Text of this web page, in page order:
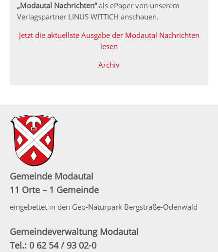
„Modautal Nachrichten“als ePaper von unserem
Verlagspartner LINUS WITTICH anschauen.
Jetzt die aktuellste Ausgabe der Modautal Nachrichten
lesen
Archiv
Gemeinde Modautal
11 Orte – 1 Gemeinde
eingebettet in den Geo-Naturpark Bergstraße-Odenwald
Gemeindeverwaltung Modautal
Tel.: 0 62 54 / 93 02-0